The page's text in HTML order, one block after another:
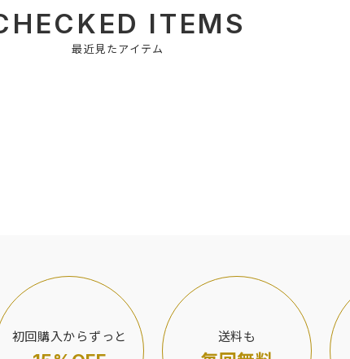
ITEMS
最近見たアイテム
初回購入からずっと 送料も